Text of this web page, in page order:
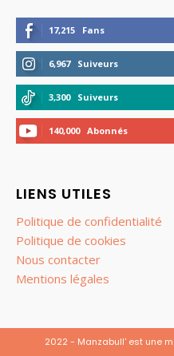
17,215 Fans
6,967 Suiveurs
3,300 Suiveurs
140,000 Abonnés
LIENS UTILES
Politique de confidentialité
Politique de cookies
Nous contacter
Mentions légales
2022 - Manzabull' est une